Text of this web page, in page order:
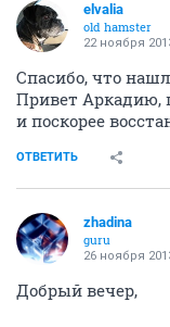
elvalia
old hamster
22 ноября
Спасибо, что
Привет Аркадию,
и поскорее
ОТВЕТИТЬ
zhadina
guru
26 ноября
Добрый вечер,